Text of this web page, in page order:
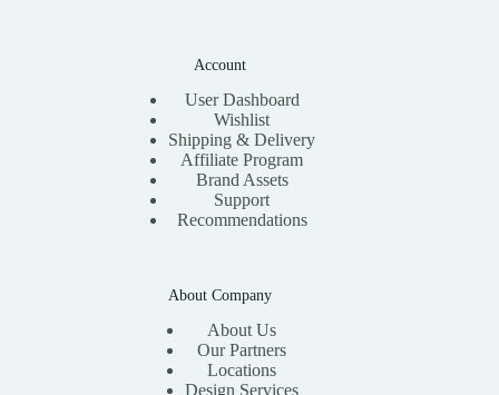
Account
User Dashboard
Wishlist
Shipping & Delivery
Affiliate Program
Brand Assets
Support
Recommendations
About Company
About Us
Our Partners
Locations
Design Services